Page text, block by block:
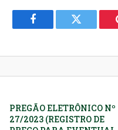
Facebook Twitter
PREGÃO ELETRÔNICO Nº
27/2023 (REGISTRO DE